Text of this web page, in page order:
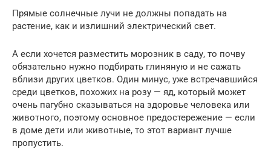
Прямые солнечные лучи не должны попадать на
растение, как и излишний электрический свет.
А если хочется разместить морозник в саду, то почву
обязательно нужно подбирать глиняную и не сажать
вблизи других цветков. Один минус, уже встречавшийся
среди цветков, похожих на розу — яд, который может
очень пагубно сказываться на здоровье человека или
животного, поэтому основное предостережение — если
в доме дети или животные, то этот вариант лучше
пропустить.